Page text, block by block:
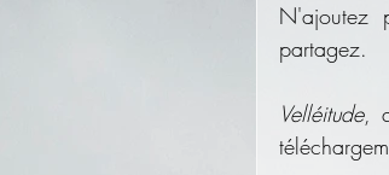
N'ajoutez
partagez.
Velléitude,